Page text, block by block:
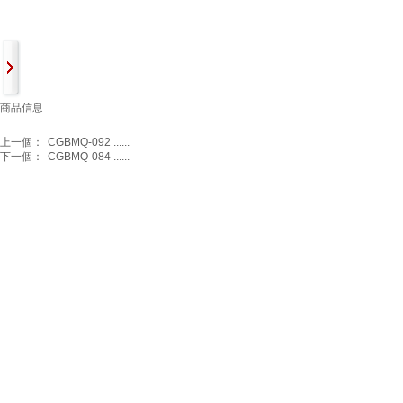
商品信息
上一個：
CGBMQ-092 ......
下一個：
CGBMQ-084 ......